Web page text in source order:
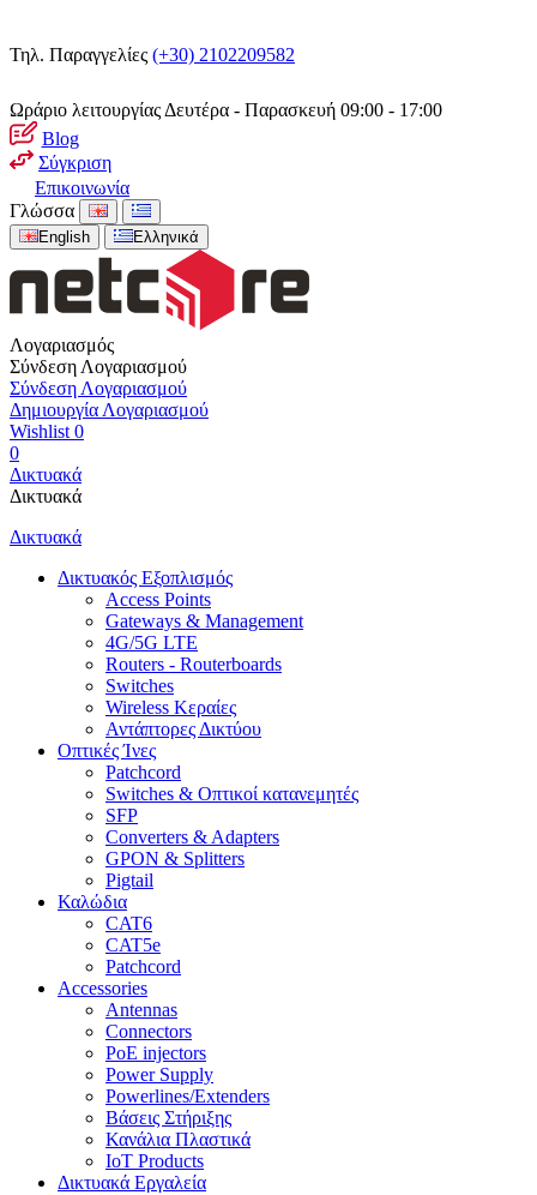
Τηλ. Παραγγελίες (+30) 2102209582
Ωράριο λειτουργίας Δευτέρα - Παρασκευή 09:00 - 17:00
Blog
Σύγκριση
Επικοινωνία
Γλώσσα
English Ελληνικά
Λογαριασμός
Σύνδεση Λογαριασμού
Σύνδεση Λογαριασμού
Δημιουργία Λογαριασμού
Wishlist 0
0
Δικτυακά
Δικτυακά
Δικτυακά
Δικτυακός Εξοπλισμός
Access Points
Gateways & Management
4G/5G LTE
Routers - Routerboards
Switches
Wireless Κεραίες
Αντάπτορες Δικτύου
Οπτικές Ίνες
Patchcord
Switches & Οπτικοί κατανεμητές
SFP
Converters & Adapters
GPON & Splitters
Pigtail
Καλώδια
CAT6
CAT5e
Patchcord
Accessories
Antennas
Connectors
PoE injectors
Power Supply
Powerlines/Extenders
Βάσεις Στήριξης
Κανάλια Πλαστικά
IoT Products
Δικτυακά Εργαλεία